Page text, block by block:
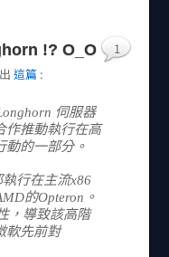
!? O_O
這篇:
伺服器
作推動執行在高
動的一部分。
行在主流x86
的Opteron。
，導致該高階
軟先前對
1